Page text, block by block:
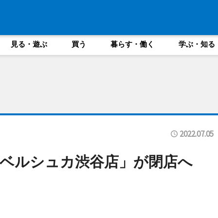
見る・遊ぶ 買う 暮らす・働く 学ぶ・知る
2022.07.05
ルシュカ渋谷店」が閉店へ